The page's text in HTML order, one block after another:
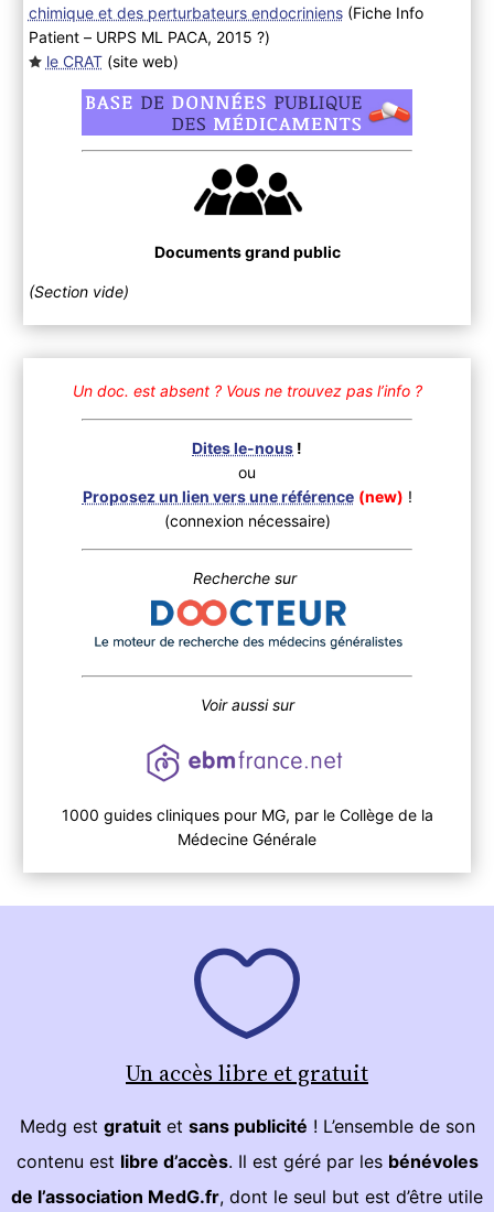
chimique et des perturbateurs endocriniens(Fiche Info
Patient – URPS ML PACA, 2015 ?)
le CRAT(site web)
Documents grand public
(Section vide)
Un doc. est absent ? Vous ne trouvez pas l’info ?
Dites le-nous !
ou
Proposez un lien vers une référence (new) !
(connexion nécessaire)
Recherche sur
Voir aussi sur
1000 guides cliniques pour MG, par le Collège de la
Médecine Générale
Un accès libre et gratuit
Medg est gratuitet sans publicité ! L’ensemble de son
contenu est libre d’accès. Il est géré par les bénévoles
de l’association MedG.fr, dont le seul but est d’être utile